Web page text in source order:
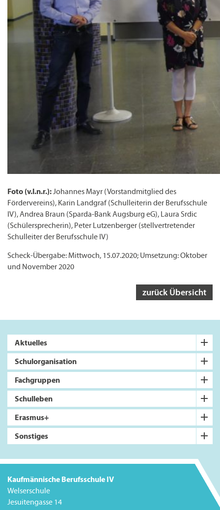
Foto (v.l.n.r.):Johannes Mayr (Vorstandmitglied des
Fördervereins), Karin Landgraf (Schulleiterin der Berufsschule
IV), Andrea Braun (Sparda-Bank Augsburg eG), Laura Srdic
(Schülersprecherin), Peter Lutzenberger (stellvertretender
Schulleiter der Berufsschule IV)
Scheck-Übergabe: Mittwoch, 15.07.2020; Umsetzung: Oktober
und November 2020
zurück Übersicht
Aktuelles
Schulorganisation
Fachgruppen
Schulleben
Erasmus+
Sonstiges
Kaufmännische Berufsschule IV
Welserschule
Jesuitengasse 14